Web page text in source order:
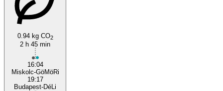
0.94 kg CO2
2 h 45 min
16:04
Miskolc-GöMöRi
19:17
Budapest-DéLi